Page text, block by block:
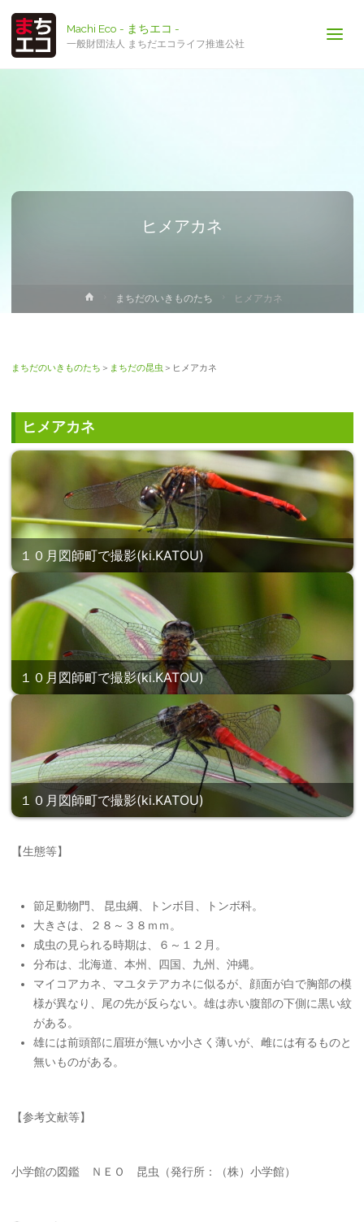
Machi Eco - まちエコ -
一般財団法人 まちだエコライフ推進公社
ヒメアカネ
ー
まちだのいきものたち ヒメアカネ
まちだのいきものたち ＞ まちだの昆虫 ＞ヒメアカネ
ヒメアカネ
１０月図師町で撮影(ki.KATOU)
１０月図師町で撮影(ki.KATOU)
１０月図師町で撮影(ki.KATOU)
【生態等】
節足動物門、 昆虫綱、トンボ目、トンボ科。
大きさは、２８～３８ｍｍ。
成虫の見られる時期は、６～１２月。
分布は、北海道、本州、四国、九州、沖縄。
マイコアカネ、マユタテアカネに似るが、顔面が白で胸部の模
様が異なり、尾の先が反らない。雄は赤い腹部の下側に黒い紋
がある。
雄には前頭部に眉班が無いか小さく薄いが、雌には有るものと
無いものがある。
【参考文献等】
小学館の図鑑 ＮＥＯ 昆虫（発行所：（株）小学館）